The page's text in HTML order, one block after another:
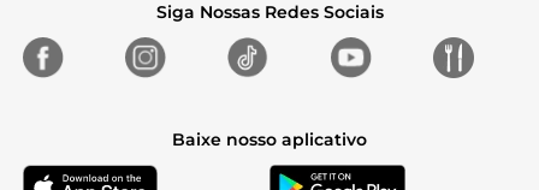
Siga Nossas Redes Sociais
Baixe nosso aplicativo